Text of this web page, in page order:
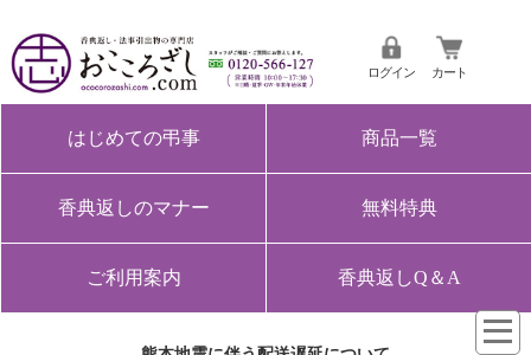
ログイン カート
はじめての弔事 商品一覧
香典返しのマナー 無料特典
ご利用案内 香典返しQ＆A